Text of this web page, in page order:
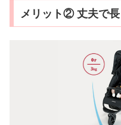
メリット② 丈夫で